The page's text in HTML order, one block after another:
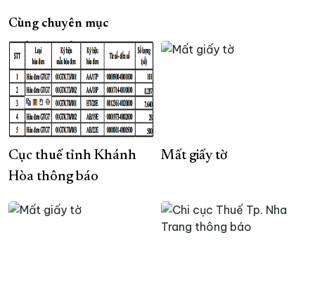
Cùng chuyên mục
Cục thuế tỉnh Khánh
Hòa thông báo
Mất giấy tờ